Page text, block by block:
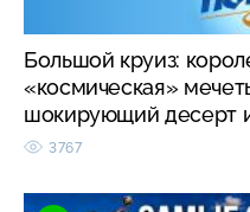
Большой круиз:
«космическая»
шокирующий десерт
3767